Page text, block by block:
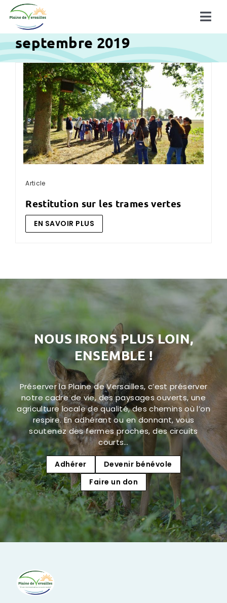
Passer
contenu
Découvrir la plaine
La plaine en action
à la une !
septembre 2019
Article
restitution sur les trames vertes
EN SAVOIR PLUS
NOUS IRONS PLUS LOIN,
ENSEMBLE !
Préserver la Plaine de Versailles, c’est préserver
notre cadre de vie, des paysages ouverts, une
agriculture locale de qualité, des chemins où l’on
respire. En adhérant ou en donnant, vous
soutenez des fermes proches, des circuits
courts…
Adhérer
Devenir bénévole
Faire un don